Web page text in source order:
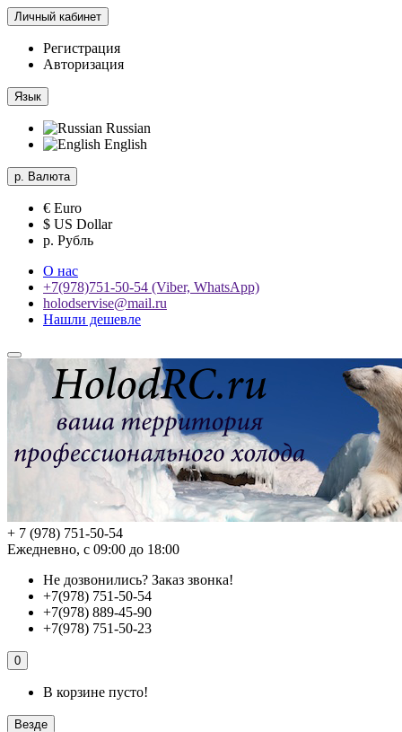
Личный кабинет
Регистрация
Авторизация
Язык
Russian
English
р. Валюта
€ Euro
$ US Dollar
р. Рубль
О нас
+7(978)751-50-54 (Viber, WhatsApp)
holodservise@mail.ru
Нашли дешевле
+ 7 (978) 751-50-54
Ежедневно, с 09:00 до 18:00
Не дозвонились? Заказ звонка!
+7(978) 751-50-54
+7(978) 889-45-90
+7(978) 751-50-23
0
В корзине пусто!
Везде